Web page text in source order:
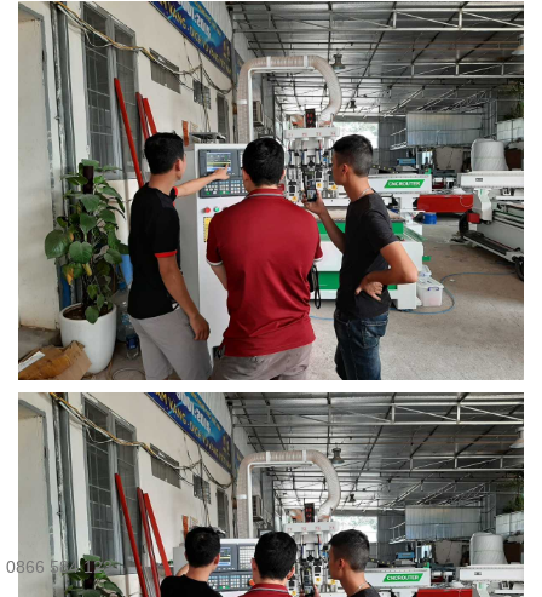
0866 584 123